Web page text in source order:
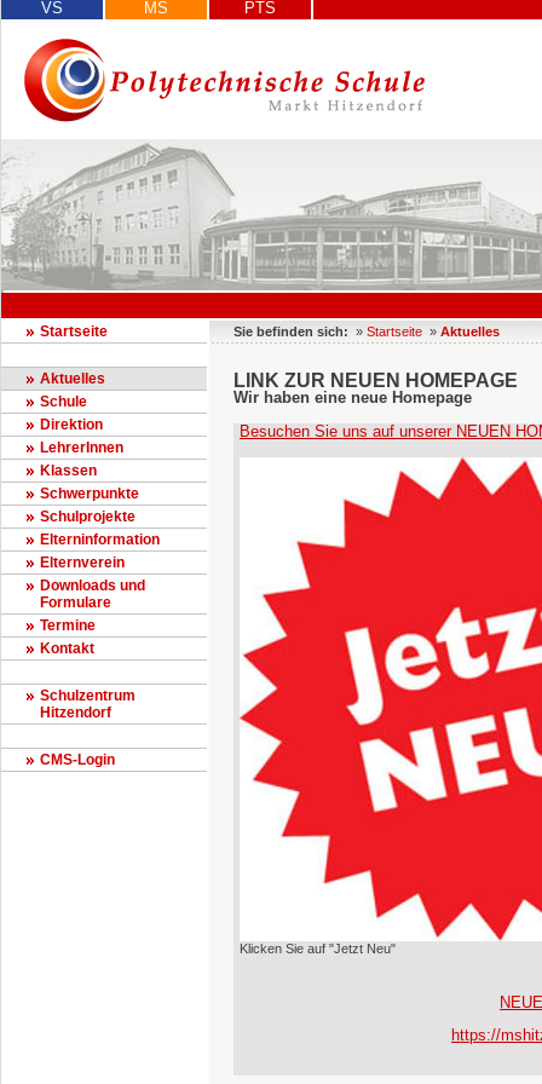
VS MS PTS
Startseite
Aktuelles
Schule
Direktion
LehrerInnen
Klassen
Schwerpunkte
Schulprojekte
Elterninformation
Elternverein
Downloads und
Formulare
Termine
Kontakt
Schulzentrum
Hitzendorf
CMS-Login
Sie befinden sich: » Startseite » Aktuelles
LINK ZUR NEUEN HOMEPAGE
Wir haben eine neue Homepage
Besuchen Sie uns auf unserer NEUEN
Klicken Sie auf "Jetzt Neu"
https://